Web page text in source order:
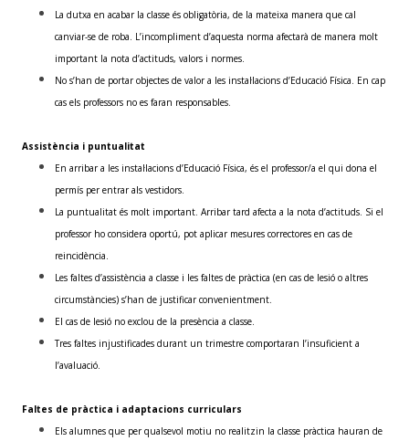
La dutxa en acabar la classe és obligatòria, de la mateixa manera que cal
canviar-se de roba. L’incompliment d’aquesta norma afectarà de manera molt
important la nota d’actituds, valors i normes.
No s’han de portar objectes de valor a les instal·lacions d’Educació Física. En cap
cas els professors no es faran responsables.
Assistència i puntualitat
En arribar a les instal·lacions d’Educació Física, és el professor/a el qui dona el
permís per entrar als vestidors.
La puntualitat és molt important. Arribar tard afecta a la nota d’actituds. Si el
professor ho considera oportú, pot aplicar mesures correctores en cas de
reincidència.
Les faltes d’assistència a classe i les faltes de pràctica (en cas de lesió o altres
circumstàncies) s’han de justificar convenientment.
El cas de lesió no exclou de la presència a classe.
Tres faltes injustificades durant un trimestre comportaran l’insuficient a
l’avaluació.
Faltes de pràctica i adaptacions curriculars
Els alumnes que per qualsevol motiu no realitzin la classe pràctica hauran de